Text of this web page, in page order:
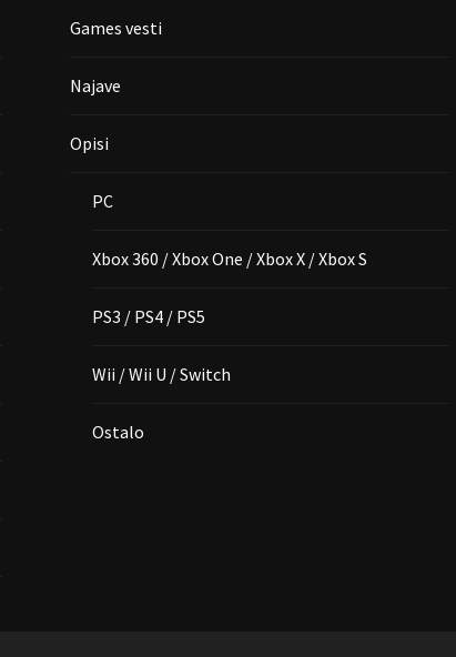
Games vesti
Najave
Opisi
PC
Xbox 360 / Xbox One / Xbox X / Xbox S
PS3 / PS4 / PS5
Wii / Wii U / Switch
Ostalo